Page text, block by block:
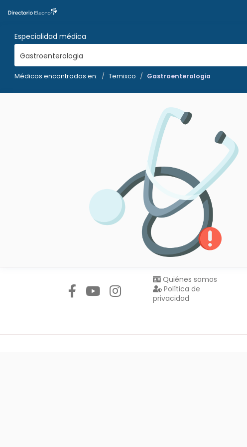
Especialidad médica
Gastroenterologia
Médicos encontrados en: Temixco Gastroenterologia
Quiénes somos
Política de
privacidad